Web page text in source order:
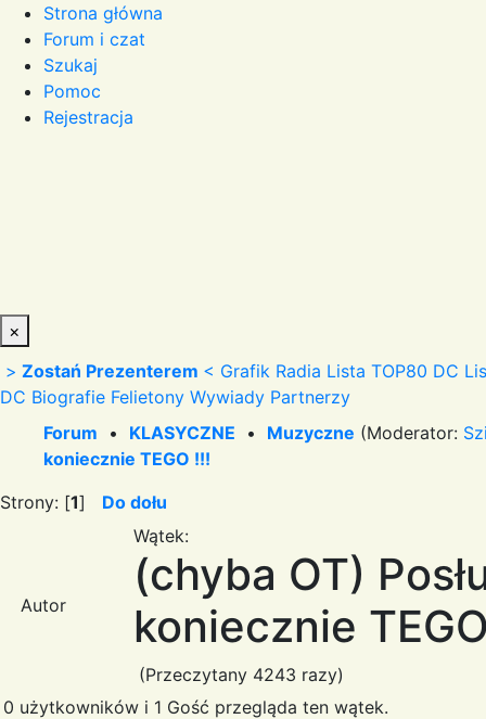
Strona główna
Forum i czat
Szukaj
Pomoc
Rejestracja
×
> Zostań Prezenterem < Grafik Radia Lista TOP80 DC
DC Biografie Felietony Wywiady Partnerzy
Forum • KLASYCZNE • Muzyczne (Moderator:
koniecznie TEGO !!!
Strony: [1] Do dołu
Autor
Wątek:
(chyba OT)
koniecznie
(Przeczytany 4243 razy)
0 użytkowników i 1 Gość przegląda ten wątek.